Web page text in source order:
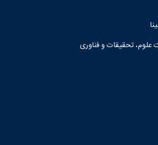
علوم، تحقیقات و فناوری